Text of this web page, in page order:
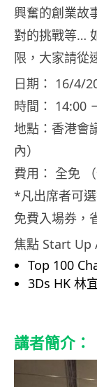
興奮的創業故
對的挑戰等…
限，大家請從
日期： 16/4/
時間： 14:00
地點：香港會
內）
費用： 全免
*凡出席者可
免費入場券，
焦點 Start Up
Top 100
3Ds HK 林
講者簡介：